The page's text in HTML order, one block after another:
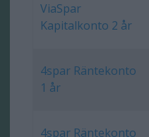
ViaSpar
Kapitalkonto 2 år
4spar Räntekonto
1 år
4spar Räntekonto